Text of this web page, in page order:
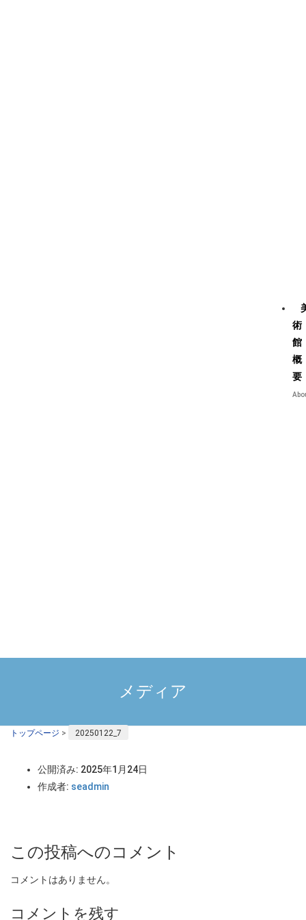
術
館
概
要
メディア
トップページ > 20250122_7
公開済み: 2025年1月24日
作成者: seadmin
この投稿へのコメント
コメントはありません。
コメントを残す